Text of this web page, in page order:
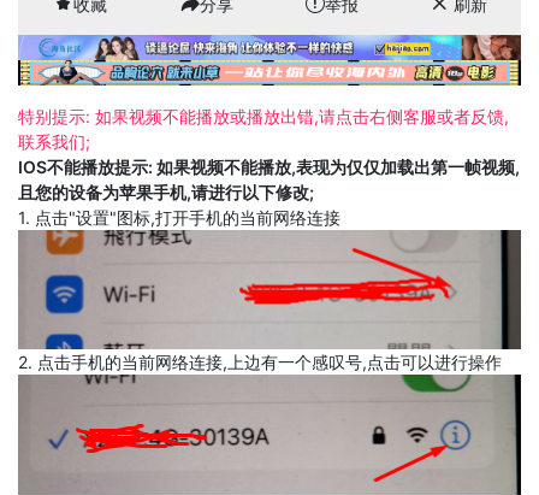
收藏 分享 举报 刷新
特别提示: 如果视频不能播放或播放出错,请点击右侧客服或者反馈,
联系我们;
IOS不能播放提示: 如果视频不能播放,表现为仅仅加载出第一帧视频,
且您的设备为苹果手机,请进行以下修改;
1. 点击"设置"图标,打开手机的当前网络连接
2. 点击手机的当前网络连接,上边有一个感叹号,点击可以进行操作